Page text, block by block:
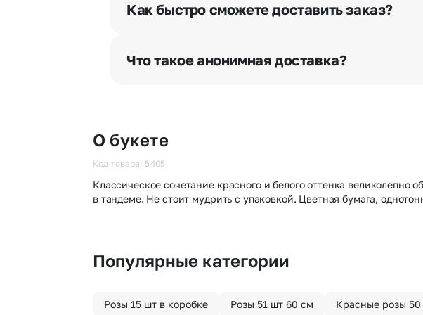
бесплатная.
Как быстро сможете доставить заказ?
часа после оформления заказа.
Что такое анонимная доставка?
О букете
Код товара: 5405
Классическое сочетание красного и белого оттенка великолепно
в тандеме. Не стоит мудрить с упаковкой. Цветная бумага,
Популярные категории
Розы 15 шт в коробке Розы 51 шт 60 см Красные розы 50